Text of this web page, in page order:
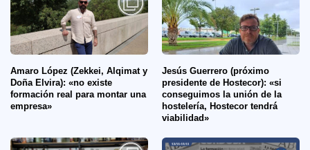
Amaro López (Zekkei, Alqimat y
Doña Elvira): «no existe
formación real para montar una
empresa»
Jesús Guerrero (próximo
presidente de Hostecor): «si
conseguimos la unión de la
hostelería, Hostecor tendrá
viabilidad»